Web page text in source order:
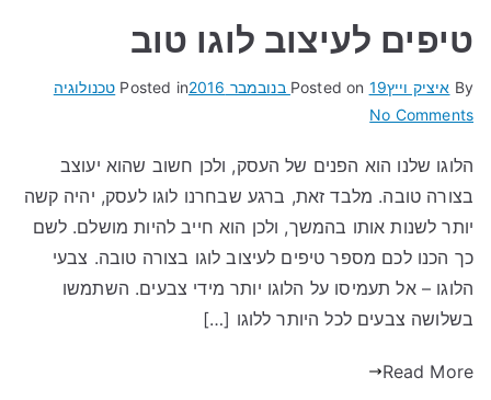
טיפים לעיצוב לוגו טוב
By איציק וייץ Posted on 19 בנובמבר 2016 Posted in טכנולוגיה
No Comments
on
לעיצוב
לוגו
טוב
הלוגו שלנו הוא הפנים של העסק, ולכן חשוב שהוא יעוצב
בצורה טובה. מלבד זאת, ברגע שבחרנו לוגו לעסק, יהיה קשה
יותר לשנות אותו בהמשך, ולכן הוא חייב להיות מושלם. לשם
כך הכנו לכם מספר טיפים לעיצוב לוגו בצורה טובה. צבעי
הלוגו – אל תעמיסו על הלוגו יותר מידי צבעים. השתמשו
בשלושה צבעים לכל היותר ללוגו […]
Read More